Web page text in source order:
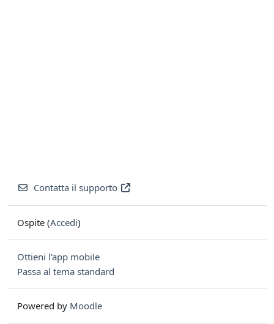
Contatta il supporto
Ospite (Accedi)
Ottieni l'app mobile
Passa al tema standard
Powered by Moodle